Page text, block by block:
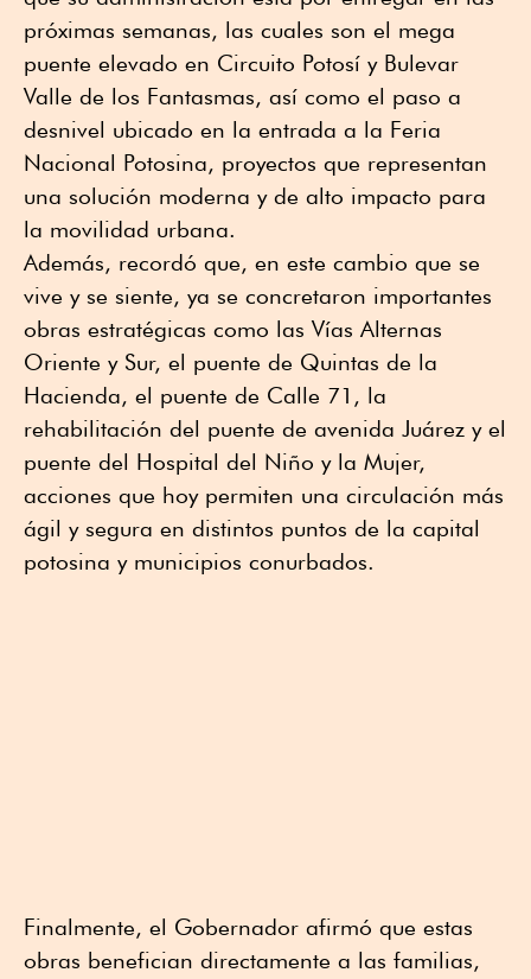
próximas semanas, las cuales son el mega
puente elevado en Circuito Potosí y Bulevar
Valle de los Fantasmas, así como el paso a
desnivel ubicado en la entrada a la Feria
Nacional Potosina, proyectos que representan
una solución moderna y de alto impacto para
la movilidad urbana.
Además, recordó que, en este cambio que se
vive y se siente, ya se concretaron importantes
obras estratégicas como las Vías Alternas
Oriente y Sur, el puente de Quintas de la
Hacienda, el puente de Calle 71, la
rehabilitación del puente de avenida Juárez y el
puente del Hospital del Niño y la Mujer,
acciones que hoy permiten una circulación más
ágil y segura en distintos puntos de la capital
potosina y municipios conurbados.
Finalmente, el Gobernador afirmó que estas
obras benefician directamente a las familias,